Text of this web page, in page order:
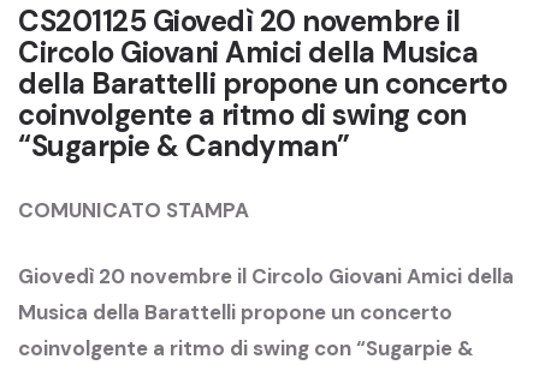
CS201125 Giovedì 20 novembre il
Circolo Giovani Amici della Musica
della Barattelli propone un concerto
coinvolgente a ritmo di swing con
“Sugarpie & Candyman”
COMUNICATO STAMPA
Giovedì 20 novembre il Circolo Giovani Amici della
Musica della Barattelli propone un concerto
coinvolgente a ritmo di swing con “Sugarpie &